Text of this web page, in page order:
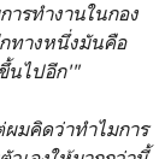
รทำงานในกอง
ทางหนึ่งมันคือ
นไปอีก'"
มคิดว่าทำไมการ